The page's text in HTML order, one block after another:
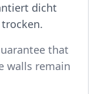
dicht
that
walls remain